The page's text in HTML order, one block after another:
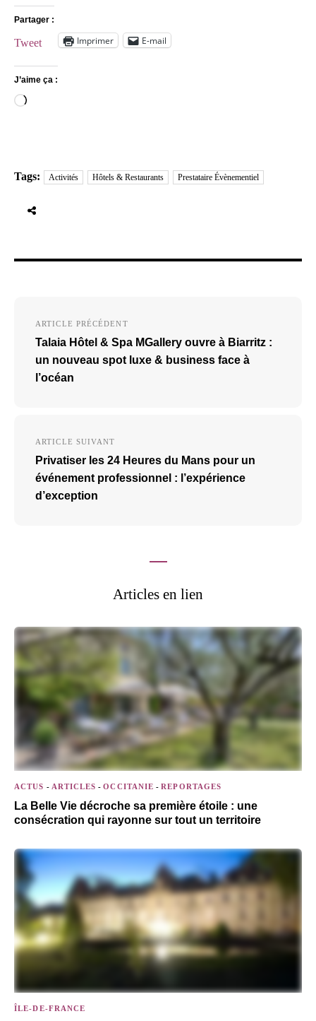
Partager :
Tweet Imprimer E-mail
J’aime ça :
Chargement…
Tags: Activités Hôtels & Restaurants Prestataire Évènementiel
l’article
ARTICLE PRÉCÉDENT
Talaia Hôtel & Spa MGallery ouvre à Biarritz :
un nouveau spot luxe & business face à
l’océan
ARTICLE SUIVANT
Privatiser les 24 Heures du Mans pour un
événement professionnel : l’expérience
d’exception
Articles en lien
ACTUS - ARTICLES -OCCITANIE -REPORTAGES
La Belle Vie décroche sa première étoile : une
consécration qui rayonne sur tout un territoire
ÎLE-DE-FRANCE